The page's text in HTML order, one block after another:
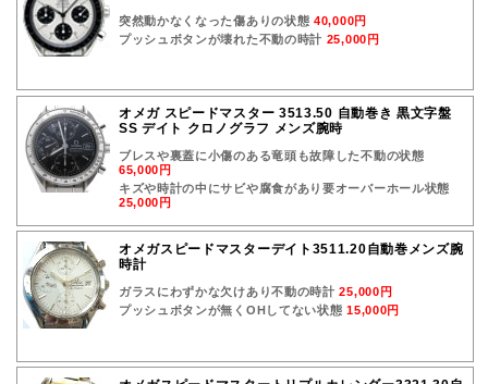
突然動かなくなった傷ありの状態40,000円
プッシュボタンが壊れた不動の時計 25,000円
オメガ スピードマスター 3513.50 自動巻き 黒文字盤
SS デイト クロノグラフ メンズ腕時
ブレスや裏蓋に小傷のある竜頭も故障した不動の状態
65,000円
キズや時計の中にサビや腐食があり要オーバーホール状態
25,000円
オメガスピードマスターデイト3511.20自動巻メンズ腕
時計
ガラスにわずかな欠けあり不動の時計25,000円
プッシュボタンが無くOHしてない状態15,000円